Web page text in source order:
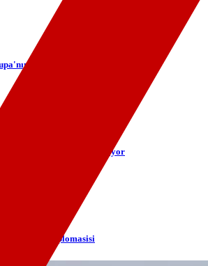
en yoğun havalimanı oldu
yerli internet dönemi başlıyor
telefon diplomasisi